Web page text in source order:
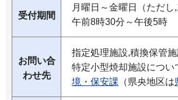
受付期間
月曜日～金曜日（ただ
午前8時30分～午後5時
お問い合
わせ先
指定処理施設,積換保管
特定小型焼却施設につ
境・保安課 （県央地区は